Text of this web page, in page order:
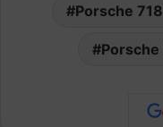
Porsche
Porsche